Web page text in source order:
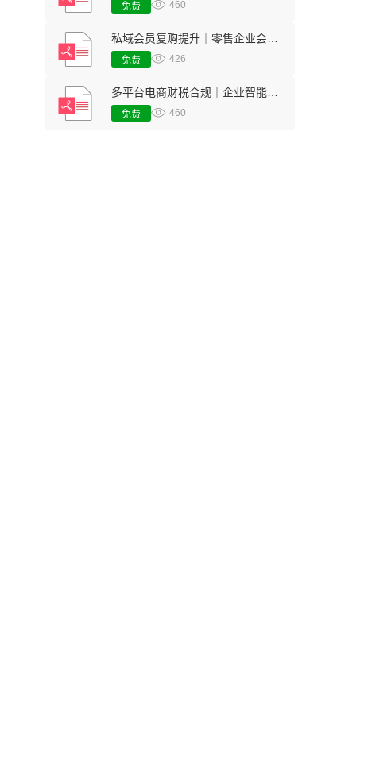
免费 460
私域会员复购提升｜零售企业会员留存增长数字化行业方案
免费 426
多平台电商财税合规｜企业智能财务对账核算管理方案
免费 460